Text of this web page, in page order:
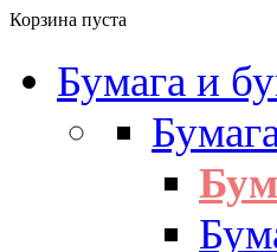
Корзина пуста
Бумага и